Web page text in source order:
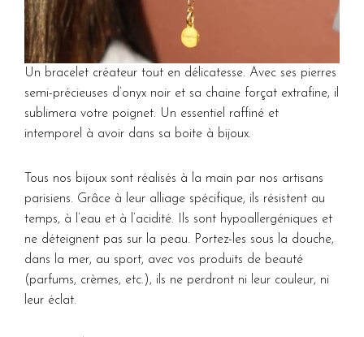
Un bracelet créateur tout en délicatesse. Avec ses pierres
semi-précieuses d’onyx noir et sa chaine forçat extrafine, il
sublimera votre poignet. Un essentiel raffiné et
intemporel à avoir dans sa boite à bijoux.
Tous nos bijoux sont réalisés à la main par nos artisans
parisiens. Grâce à leur alliage spécifique, ils résistent au
temps, à l’eau et à l’acidité. Ils sont hypoallergéniques et
ne déteignent pas sur la peau. Portez-les sous la douche,
dans la mer, au sport, avec vos produits de beauté
(parfums, crèmes, etc.), ils ne perdront ni leur couleur, ni
leur éclat.